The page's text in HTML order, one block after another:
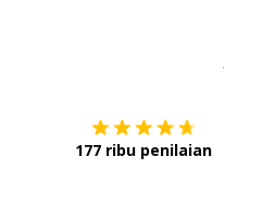
177 ribu penilaian